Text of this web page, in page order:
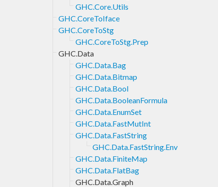
GHC.Core.Utils
GHC.CoreToIface
GHC.CoreToStg
GHC.CoreToStg.Prep
GHC.Data
GHC.Data.Bag
GHC.Data.Bitmap
GHC.Data.Bool
GHC.Data.BooleanFormula
GHC.Data.EnumSet
GHC.Data.FastMutInt
GHC.Data.FastString
GHC.Data.FastString.Env
GHC.Data.FiniteMap
GHC.Data.FlatBag
GHC.Data.Graph